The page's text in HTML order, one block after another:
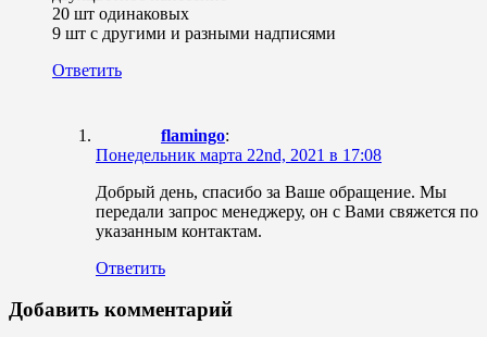
20 шт одинаковых
9 шт с другими и разными надписями
Ответить
flamingo:
Понедельник марта 22nd, 2021 в 17:08
Добрый день, спасибо за Ваше обращение. Мы
передали запрос менеджеру, он с Вами свяжется по
указанным контактам.
Ответить
Добавить комментарий